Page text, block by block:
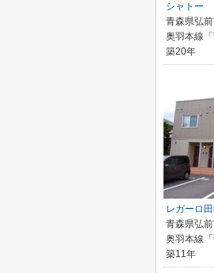
シャトー
青森県弘
奥羽本線
築20年
レガーロ田
青森県弘
奥羽本線
築11年